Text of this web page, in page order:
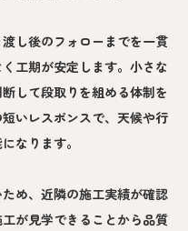
し後のフォローまでを一貫
工期が安定します。小さな
して段取りを組める体制を
いレスポンスで、天候や行
なります。
め、近隣の施工実績が確認
が見学できることから品質